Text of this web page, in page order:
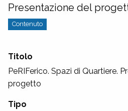
Presentazione del
Contenuto
Titolo
PeRIFerico. Spazi di Quartiere.
progetto
Tipo